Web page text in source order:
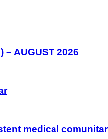
– AUGUST 2026
medical comunitar